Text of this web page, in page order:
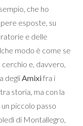
che ho
esposte, su
e delle
modo è come se
cerchio e, davvero,
degli Amixifra i
storia, ma con la
piccolo passo
di Montallegro,